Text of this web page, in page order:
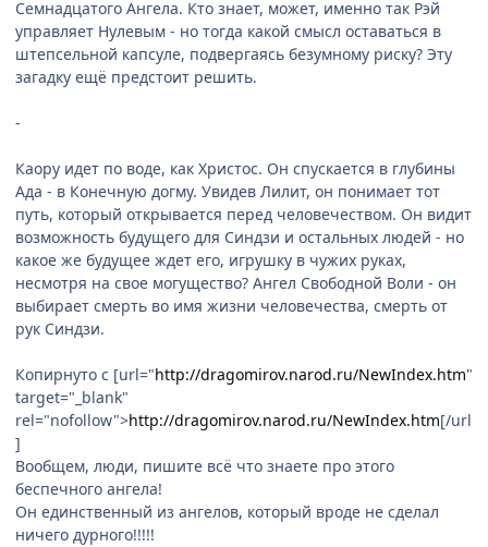
Семнадцатого Ангела. Кто знает, может, именно так Рэй
управляет Нулевым - но тогда какой смысл оставаться в
штепсельной капсуле, подвергаясь безумному риску? Эту
загадку ещё предстоит решить.
-
Каору идет по воде, как Христос. Он спускается в глубины
Ада - в Конечную догму. Увидев Лилит, он понимает тот
путь, который открывается перед человечеством. Он видит
возможность будущего для Синдзи и остальных людей - но
какое же будущее ждет его, игрушку в чужих руках,
несмотря на свое могущество? Ангел Свободной Воли - он
выбирает смерть во имя жизни человечества, смерть от
рук Синдзи.
Копирнуто с [url="http://dragomirov.narod.ru/NewIndex.htm"
target="_blank"
rel="nofollow">http://dragomirov.narod.ru/NewIndex.htm[/url
]
Вообщем, люди, пишите всё что знаете про этого
беспечного ангела!
Он единственный из ангелов, который вроде не сделал
ничего дурного!!!!!